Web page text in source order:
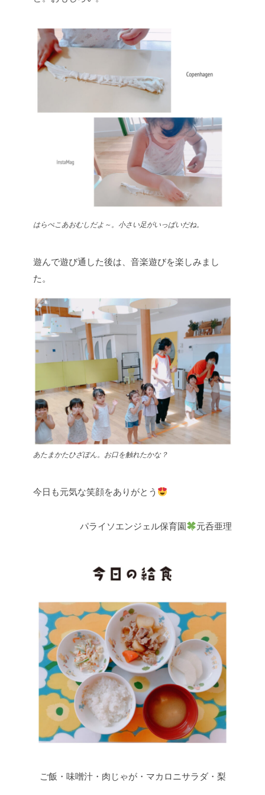
はらぺこあおむしだよ～。小さい足がいっぱいだね。
遊んで遊び通した後は、音楽遊びを楽しみまし
た。
あたまかたひざぽん。お口を触れたかな？
今日も元気な笑顔をありがとう
パライソエンジェル保育園 元呑亜理
ご飯・味噌汁・肉じゃが・マカロニサラダ・梨